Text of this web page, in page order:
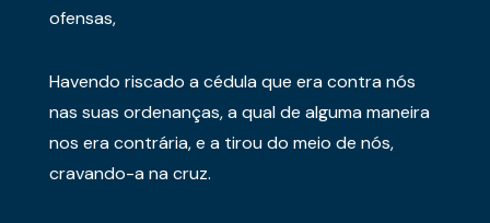
ofensas,
Havendo riscado a cédula que era contra nós
nas suas ordenanças, a qual de alguma maneira
nos era contrária, e a tirou do meio de nós,
cravando-a na cruz.